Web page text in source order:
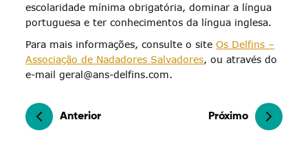
escolaridade mínima obrigatória, dominar a língua
portuguesa e ter conhecimentos da língua inglesa.
Para mais informações, consulte o siteOs Delfins –
Associação de Nadadores Salvadores, ou através do
e-mail geral@ans-delfins.com.
Anterior Próximo